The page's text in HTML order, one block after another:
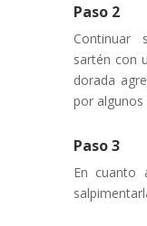
Paso 2
Continuar
sartén con
dorada
por algunos
Paso 3
En cuanto